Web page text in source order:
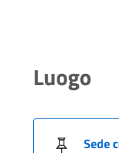
Luogo
Sede